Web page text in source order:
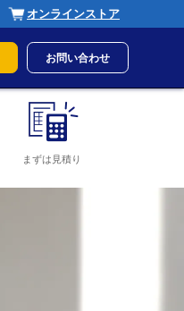
オンラインストア
お問い合わせ
まずは見積り